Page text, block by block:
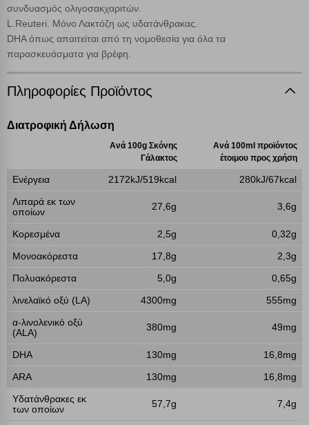
συνδυασμός ολιγοσακχαριτών.
L.Reuteri. Μόνο Λακτόζη ως υδατάνθρακας.
DHA όπως απαιτείται από τη νομοθεσία για όλα τα
παρασκευάσματα για βρέφη.
Πληροφορίες Προϊόντος
Διατροφική Δήλωση
Ανά 100g Σκόνης
Γάλακτος
Ανά 100ml προϊόντος
έτοιμου προς χρήση
Ενέργεια 2172kJ/519kcal
280kJ/67kcal
Λιπαρά εκ των
οποίων
27,6g 3,6g
Κορεσμένα 2,5g
0,32g
Μονοακόρεστα
17,8g
2,3g
Πολυακόρεστα
5,0g
0,65g
λινελαϊκό οξύ (LA)
4300mg
555mg
α-λινολενικό οξύ
(ALA)
380mg 49mg
DHA 130mg
16,8mg
ARA
130mg
16,8mg
Υδατάνθρακες εκ
των οποίων
57,7g 7,4g